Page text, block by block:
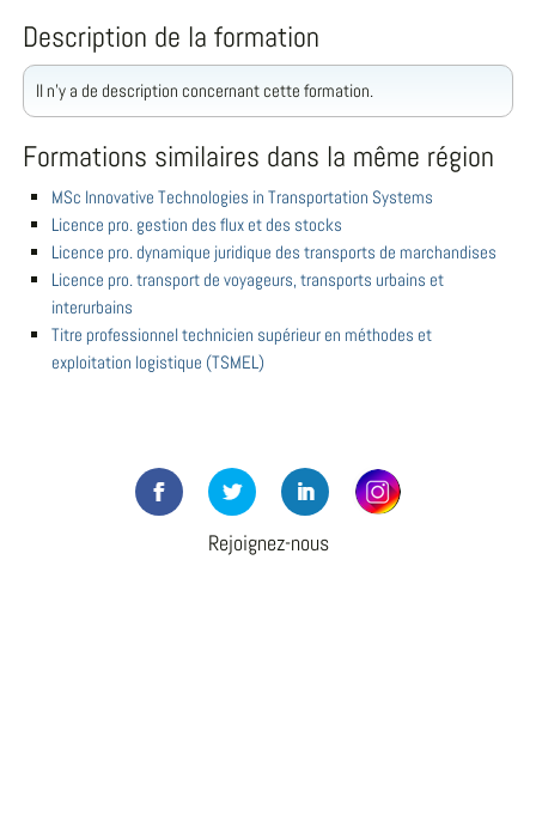
Description de la formation
Il n'y a de description concernant cette formation.
Formations similaires dans la même région
MSc Innovative Technologies in Transportation Systems
Licence pro. gestion des flux et des stocks
Licence pro. dynamique juridique des transports de marchandises
Licence pro. transport de voyageurs, transports urbains et
interurbains
Titre professionnel technicien supérieur en méthodes et
exploitation logistique (TSMEL)
Rejoignez-nous